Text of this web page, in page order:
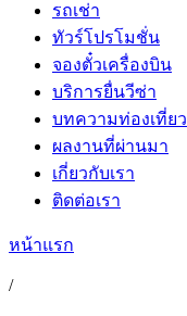
รถเช่า
ทัวร์โปรโมชั่น
จองตั๋วเครื่องบิน
บริการยื่นวีซ่า
บทความท่องเที่ยว
ผลงานที่ผ่านมา
เกี่ยวกับเรา
ติดต่อเรา
หน้าแรก
/